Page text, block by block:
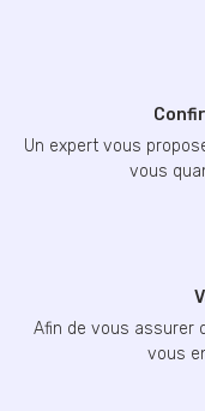
Un expert vous
vous
Afin de vous assurer
vous